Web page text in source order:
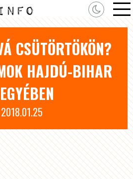
CSÜTÖRTÖKÖN?
HAJDÚ-BIHAR
2018.01.25